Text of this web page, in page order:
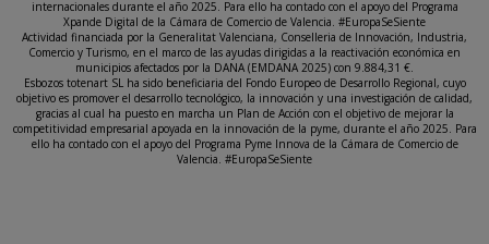
internacionales durante el año 2025. Para ello ha contado con el apoyo del Programa
Xpande Digital de la Cámara de Comercio de Valencia. #EuropaSeSiente
Actividad financiada por la Generalitat Valenciana, Conselleria de Innovación, Industria,
Comercio y Turismo, en el marco de las ayudas dirigidas a la reactivación económica en
municipios afectados por la DANA (EMDANA 2025) con 9.884,31 €.
Esbozos totenart SL ha sido beneficiaria del Fondo Europeo de Desarrollo Regional, cuyo
objetivo es promover el desarrollo tecnológico, la innovación y una investigación de calidad,
gracias al cual ha puesto en marcha un Plan de Acción con el objetivo de mejorar la
competitividad empresarial apoyada en la innovación de la pyme, durante el año 2025. Para
ello ha contado con el apoyo del Programa Pyme Innova de la Cámara de Comercio de
Valencia. #EuropaSeSiente